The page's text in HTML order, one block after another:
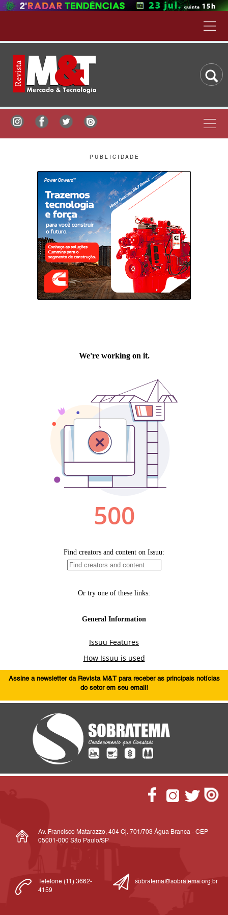
P U B L I C I D A D E
Assine a newsletter da Revista M&T para receber as principais notícias
do setor em seu email!
Av. Francisco Matarazzo, 404 Cj. 701/703 Água Branca - CEP
05001-000 São Paulo/SP
Telefone (11) 3662-
4159
sobratema@sobratema.org.br